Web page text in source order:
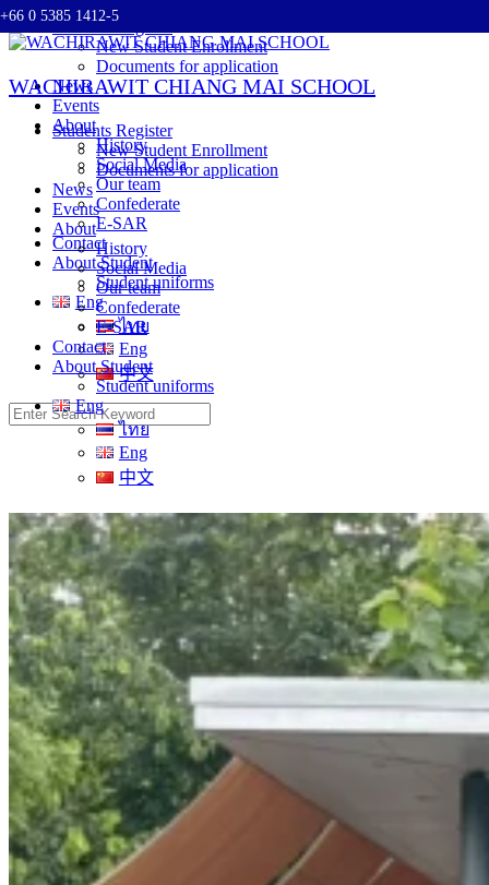
Skip
to
+66 0 5385 1412-5
WACHIRAWIT CHIANG MAI SCHOOL
Students Register
New Student Enrollment
Documents for application
News
Events
About
History
Social Media
Our team
Confederate
E-SAR
Contact
About Student
Student uniforms
Eng
ไทย
Eng
中文
Students Register
New Student Enrollment
Documents for application
News
Events
About
History
Social Media
Our team
Confederate
E-SAR
Contact
About Student
Student uniforms
Eng
ไทย
Eng
中文
Search
for: